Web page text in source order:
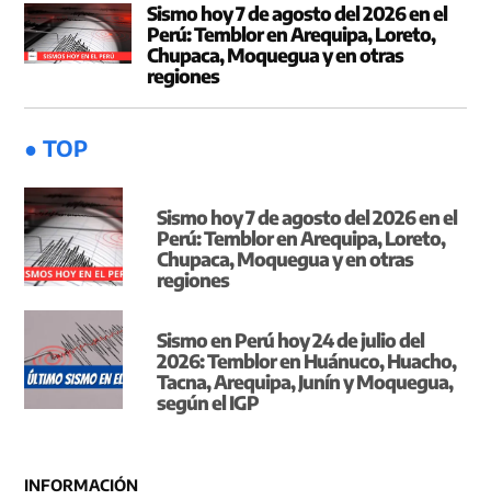
Sismo hoy 7 de agosto del 2026 en el
Perú: Temblor en Arequipa, Loreto,
Chupaca, Moquegua y en otras
regiones
● TOP
Sismo hoy 7 de agosto del 2026 en el
Perú: Temblor en Arequipa, Loreto,
Chupaca, Moquegua y en otras
regiones
Sismo en Perú hoy 24 de julio del
2026: Temblor en Huánuco, Huacho,
Tacna, Arequipa, Junín y Moquegua,
según el IGP
INFORMACIÓN